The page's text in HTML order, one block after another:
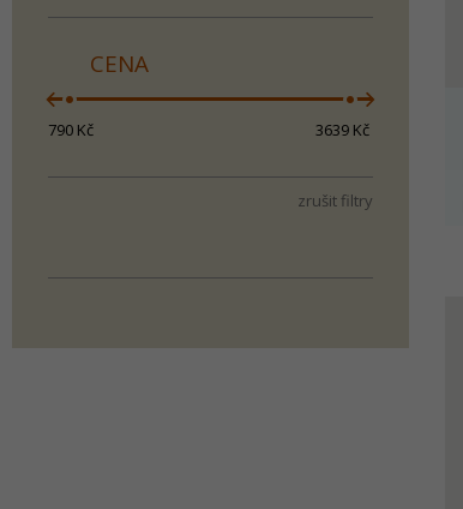
CENA
790 Kč 3639 Kč
zrušit filtry